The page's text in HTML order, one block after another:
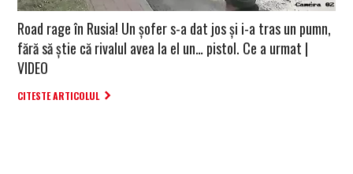
Road rage în Rusia! Un șofer s-a dat jos și i-a tras un pumn,
fără să știe că rivalul avea la el un… pistol. Ce a urmat |
VIDEO
CITESTE ARTICOLUL